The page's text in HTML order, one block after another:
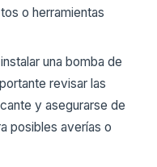
o herramientas
una bomba de
revisar las
y asegurarse de
posibles averías o